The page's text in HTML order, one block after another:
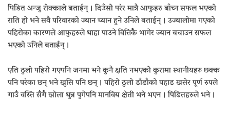
पिडित अन्जु रोक्काले बताईन् । दिउँसो परेर मात्रै आफुहरु बाँच्न सफल भएको
राति हो भने सवै परिवारको ज्यान च्यान हुने उनिले बताईन् । उज्यालोमा गएको
पहिरोका कारणले आफुहरुले थाहा पाउने वित्तिकै भागेर ज्यान बचाउन सफल
भएको उनिले बताईन् ।
एति ठुलो पहिरो गएपनि जनमा भने कुनै क्षति नभएको कुरामा स्थानीयहरु छक्क
पनि परेका छन् भने खुसि पनि छन् । पहिरो ठुलो डाँडाँको पहाड खसेर पूर्ण रुपले
गाउँ वस्ति सँगै खोला थुन्न पुगेपनि मानविय क्षेती भने भएन । पिडितहरुले भने ।